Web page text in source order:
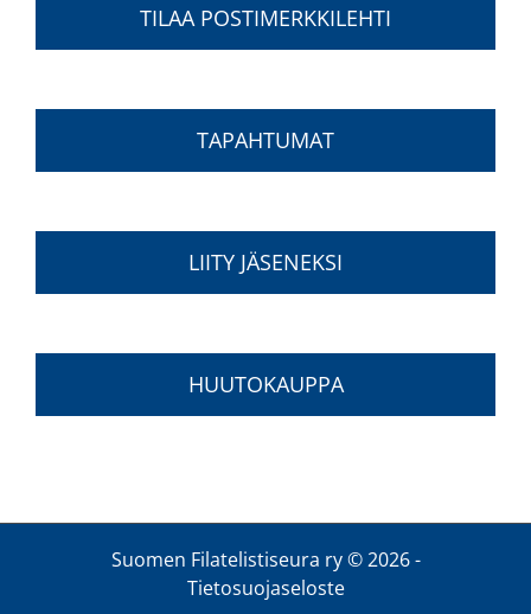
TILAA POSTIMERKKILEHTI
TAPAHTUMAT
LIITY JÄSENEKSI
HUUTOKAUPPA
Suomen Filatelistiseura ry ©2026 -
Tietosuojaseloste